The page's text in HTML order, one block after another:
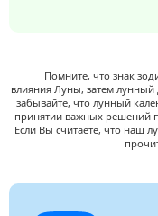
Помните, что знак
влияния Луны, затем
забывайте, что лунный
принятии важных решений
Если Вы считаете, что наш